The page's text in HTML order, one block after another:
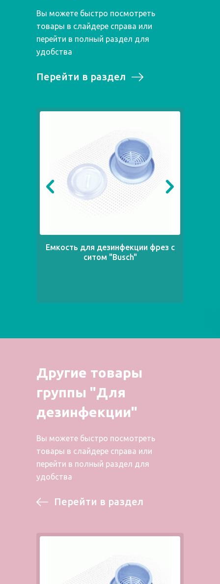
Вы можете быстро посмотреть
товары в слайдере справа или
перейти в полный раздел для
удобства
Перейти в раздел
Емкость для дезинфекции фрез с
ситом "Busch"
Другие товары
группы "Для
дезинфекции"
Вы можете быстро посмотреть
товары в слайдере справа или
перейти в полный раздел для
удобства
Перейти в раздел